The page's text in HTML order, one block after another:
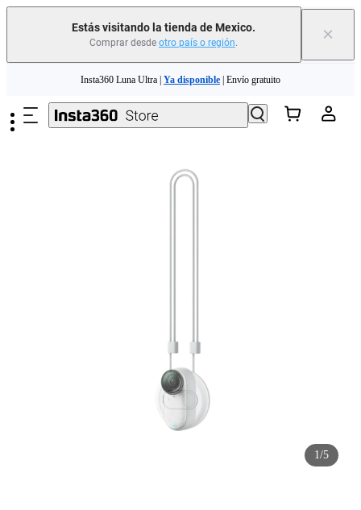
Estás visitando la tienda de Mexico.
Comprar desde otro país o región. ×
Insta360 Luna Ultra |Ya disponible| Envío gratuito
Insta360 Luna Ultra | Ya disponible | Envío gratuito
1/5